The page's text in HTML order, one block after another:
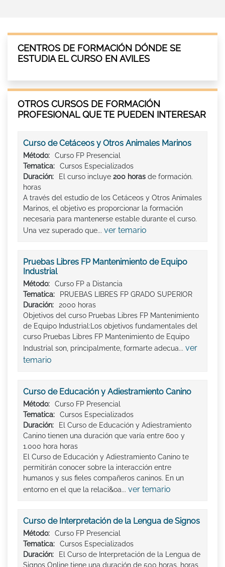
CENTROS DE FORMACIÓN DÓNDE SE
ESTUDIA EL CURSO EN AVILES
OTROS CURSOS DE FORMACIÓN
PROFESIONAL QUE TE PUEDEN INTERESAR
Curso de Cetáceos y Otros Animales Marinos
Método:
Curso FP Presencial
Tematica:
Cursos Especializados
Duración:
El curso incluye 200 horas de formación.
horas
A través del estudio de los Cetáceos y Otros Animales
Marinos, el objetivo es proporcionar la formación
necesaria para mantenerse estable durante el curso.
Una vez superado que... ver temario
Pruebas Libres FP Mantenimiento de Equipo
Industrial
Método:
Curso FP a Distancia
Tematica:
PRUEBAS LIBRES FP GRADO SUPERIOR
Duración:
2000 horas
Objetivos del curso Pruebas Libres FP Mantenimiento
de Equipo Industrial:Los objetivos fundamentales del
curso Pruebas Libres FP Mantenimiento de Equipo
Industrial son, principalmente, formarte adecua... ver
temario
Curso de Educación y Adiestramiento Canino
Método:
Curso FP Presencial
Tematica:
Cursos Especializados
Duración:
El Curso de Educación y Adiestramiento
Canino tienen una duración que varía entre 600 y
1.000 hora horas
El Curso de Educación y Adiestramiento Canino te
permitirán conocer sobre la interacción entre
humanos y sus fieles compañeros caninos. En un
entorno en el que la relaci&oa... ver temario
Curso de Interpretación de la Lengua de Signos
Método:
Curso FP Presencial
Tematica:
Cursos Especializados
Duración:
El Curso de Interpretación de la Lengua de
Signos Online tiene una duración de 500 horas. horas